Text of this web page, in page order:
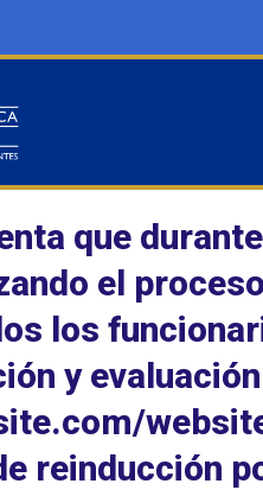
que
el
los
y
reinducción